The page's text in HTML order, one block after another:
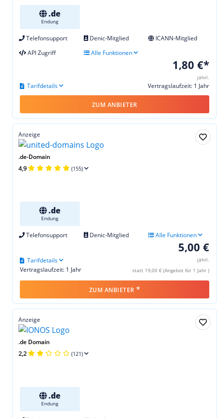
.de
Endung
Telefonsupport Denic-Mitglied
ICANN-Mitglied
API Zugriff
Alle Funktionen
1,80 €*
jährl.
Vertragslaufzeit: 1 Jahr
Tarifdetails
ZUM ANBIETER
Anzeige
.de-Domain
4,9 (155)
.de
Endung
Telefonsupport Denic-Mitglied Alle Funktionen
5,00 €
jährl.
statt 19,00 € (Angebot für 1 Jahr )
Vertragslaufzeit: 1 Jahr
Tarifdetails
ZUM ANBIETER *
Anzeige
.de Domain
2,2 (121)
.de
Endung